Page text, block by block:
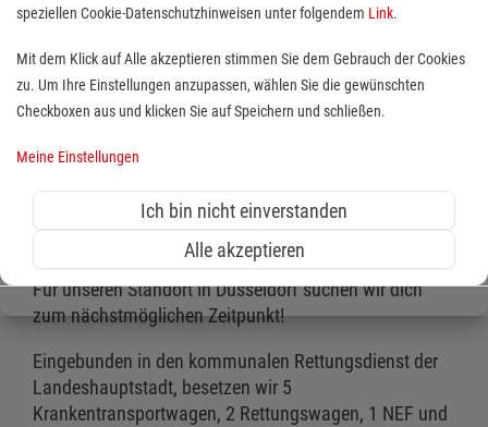
Notfallsanitäter oder
Rettungsassistent (m/w/d)
Standort(e):Düsseldorf
unterwegs und du möchtest endlich an einer Wache
arbeiten, wo Teamorientierung, gute Kommunikation,
kooperative Führung und Spaß an der Arbeit
großgeschrieben wird? Perfekt!
Für unseren Standort in Düsseldorf suchen wir dich
zum nächstmöglichen Zeitpunkt!
Eingebunden in den kommunalen Rettungsdienst der
Landeshauptstadt, besetzen wir 5
Krankentransportwagen, 2 Rettungswagen, 1 NEF und
speziellen Cookie-Datenschutzhinweisen unter folgendem Link.
Mit dem Klick auf Alle akzeptieren stimmen Sie dem Gebrauch der Cookies
zu. Um Ihre Einstellungen anzupassen, wählen Sie die gewünschten
Checkboxen aus und klicken Sie auf Speichern und schließen.
Meine Einstellungen
Ich bin nicht einverstanden
Alle akzeptieren